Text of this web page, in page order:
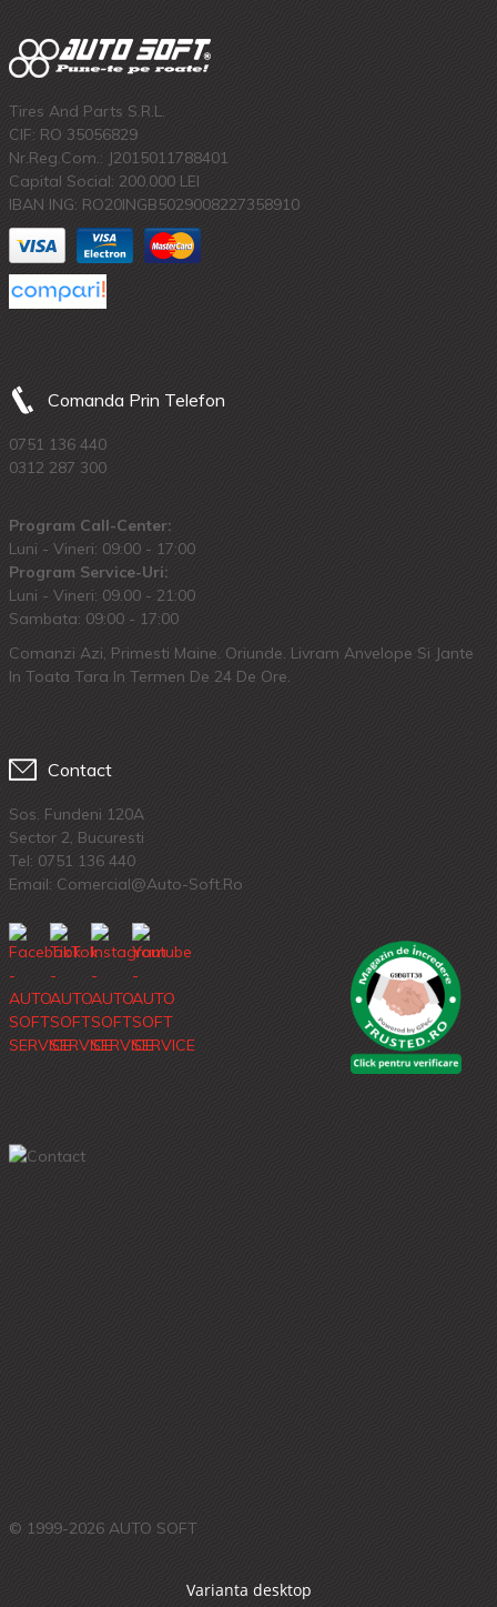
Tires And Parts S.R.L.
CIF: RO 35056829
Nr.Reg.Com.: J2015011788401
Capital Social: 200.000 LEI
IBAN ING: RO20INGB5029008227358910
Comanda Prin Telefon
0751 136 440
0312 287 300
Program Call-Center:
Luni - Vineri: 09:00 - 17:00
Program Service-Uri:
Luni - Vineri: 09.00 - 21:00
Sambata: 09:00 - 17:00
Comanzi Azi, Primesti Maine. Oriunde. Livram Anvelope Si Jante
In Toata Tara In Termen De 24 De Ore.
Contact
Sos. Fundeni 120A
Sector 2, Bucuresti
Tel: 0751 136 440
Email: Comercial@auto-Soft.ro
© 1999-2026 AUTO SOFT
Varianta desktop